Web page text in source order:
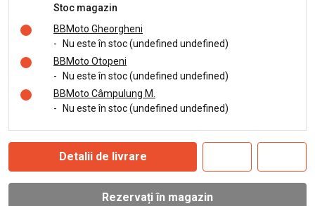
Stoc magazin
BBMoto Gheorgheni
-
Nu este în stoc (undefined undefined)
BBMoto Otopeni
-
Nu este în stoc (undefined undefined)
BBMoto Câmpulung M.
-
Nu este în stoc (undefined undefined)
Detalii de livrare
Rezervați în magazin